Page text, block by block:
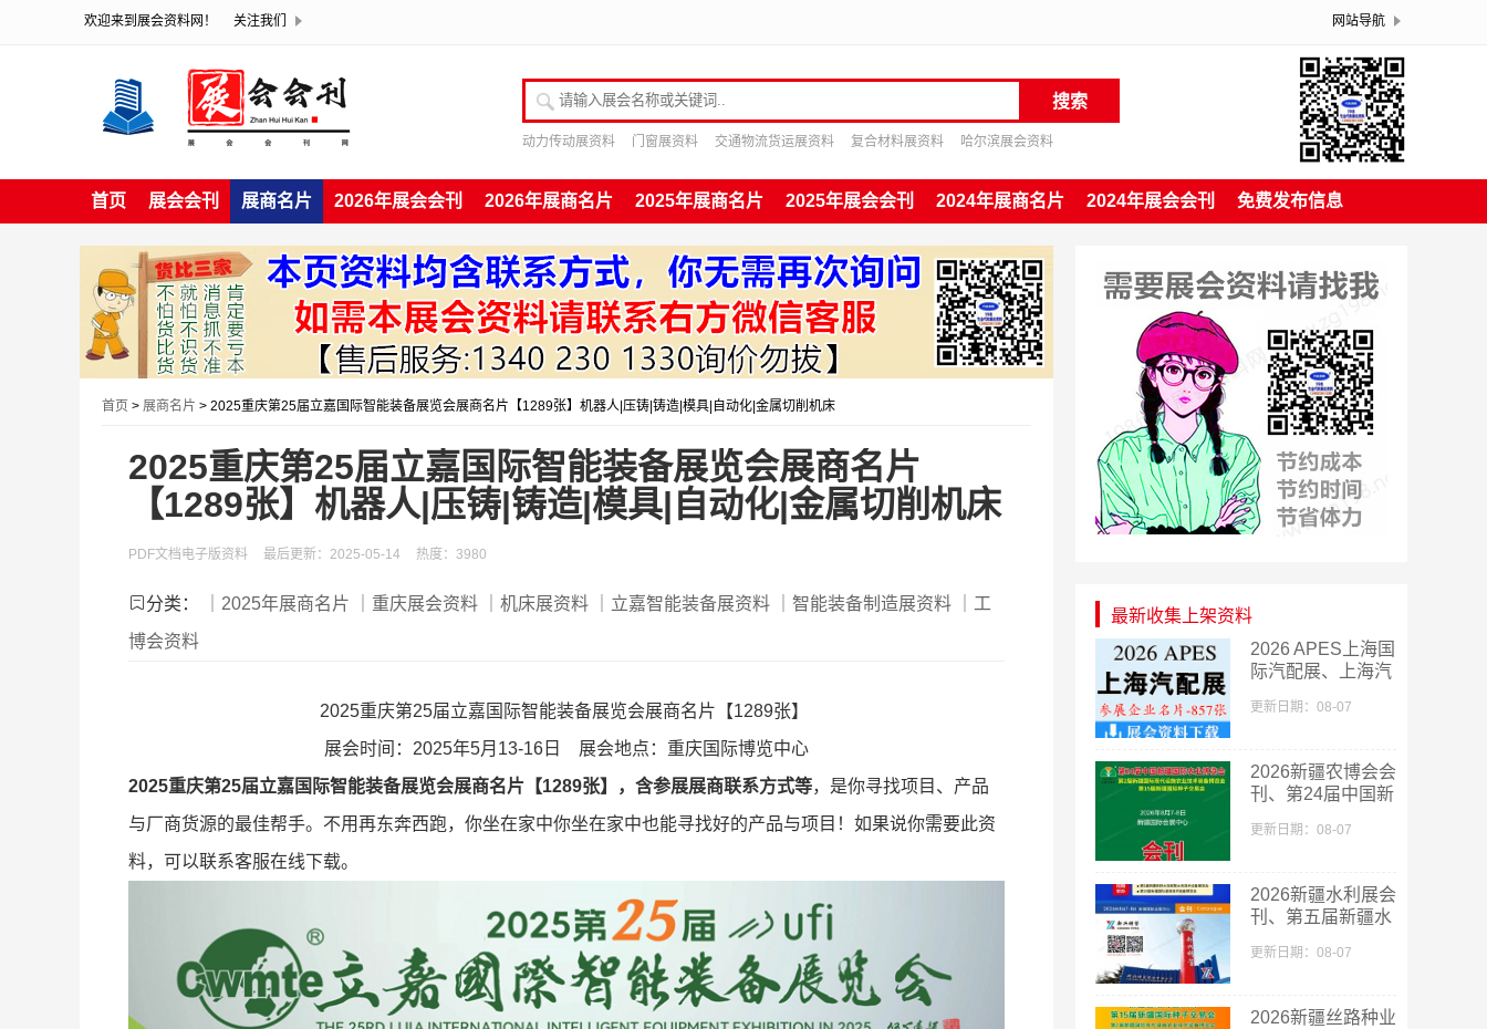
欢迎来到展会资料网！ 关注我们 网站导航
请输入展会名称或关键词 搜索
动力传动展资料 门窗展资料 交通物流货运展资料 复合材料展资料 哈尔滨展会资料
首页 展会会刊 展商名片 2026年展会会刊 2026年展商名片 2025年展商名片 2025年展会会刊 2024年展商名片 2024年展会会刊 免费发布信息
首页 > 展商名片 > 2025重庆第25届立嘉国际智能装备展览会展商名片【1289张】机器人|压铸|铸造|模具|自动化|金属切削机床
2025重庆第25届立嘉国际智能装备展览会展商名片
【1289张】机器人|压铸|铸造|模具|自动化|金属切削机床
PDF文档电子版资料 最后更新：2025-05-14 热度：3980
分类： ｜2025年展商名片 ｜重庆展会资料 ｜机床展资料 ｜立嘉智能装备展资料 ｜智能装备制造展资料
｜工
博会资料
2025重庆第25届立嘉国际智能装备展览会展商名片【1289张】
展会时间：2025年5月13-16日 展会地点：重庆国际博览中心
2025重庆第25届立嘉国际智能装备展览会展商名片【1289张】，含参展展商联系方式等，是你寻找项目、产品
与厂商货源的最佳帮手。不用再东奔西跑，你坐在家中你坐在家中也能寻找好的产品与项目！如果说你需要此资
料，可以联系客服在线下载。
最新收集上架资料
2026 APES上海国
际汽配展、上海汽
【857张】
更新日期：08-07
​2026新疆农博会会
刊、第24届中国新
会刊
更新日期：08-07
2026新疆水利展会
刊、第五届新疆水
商名录
更新日期：08-07
2026新疆丝路种业